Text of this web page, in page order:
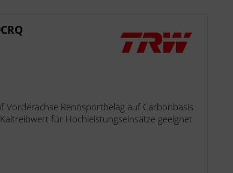
Vorderachse Rennsportbelag auf Carbonbasis
für Hochleistungseinsätze geeignet